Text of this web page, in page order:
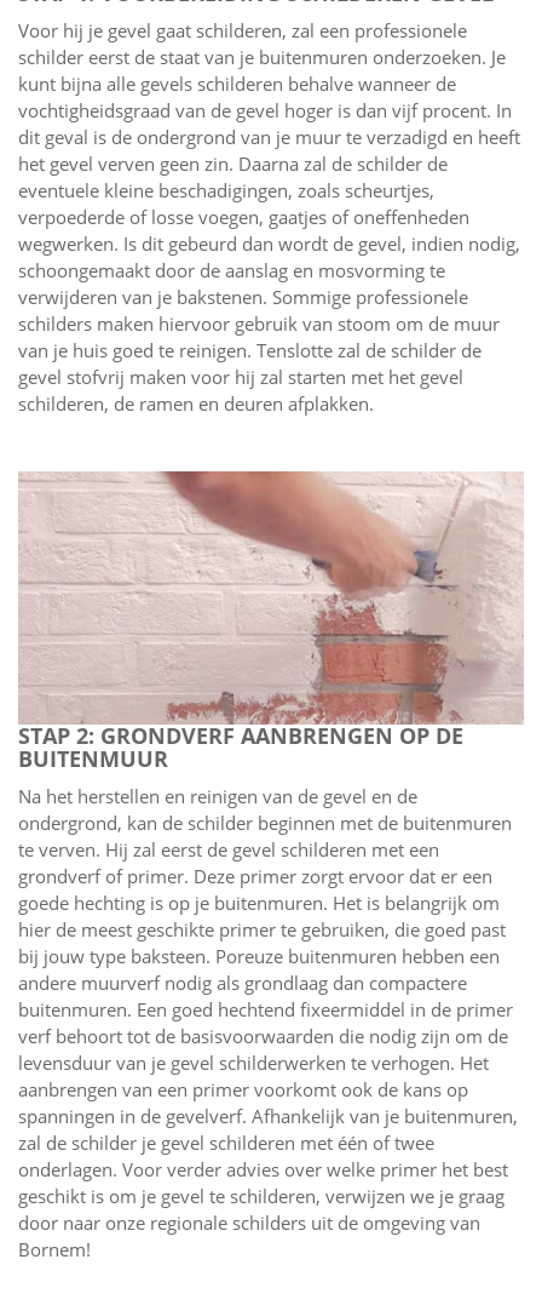
Voor hij je gevel gaat schilderen, zal een professionele
schilder eerst de staat van je buitenmuren onderzoeken. Je
kunt bijna alle gevels schilderen behalve wanneer de
vochtigheidsgraad van de gevel hoger is dan vijf procent. In
dit geval is de ondergrond van je muur te verzadigd en heeft
het gevel verven geen zin. Daarna zal de schilder de
eventuele kleine beschadigingen, zoals scheurtjes,
verpoederde of losse voegen, gaatjes of oneffenheden
wegwerken. Is dit gebeurd dan wordt de gevel, indien nodig,
schoongemaakt door de aanslag en mosvorming te
verwijderen van je bakstenen. Sommige professionele
schilders maken hiervoor gebruik van stoom om de muur
van je huis goed te reinigen. Tenslotte zal de schilder de
gevel stofvrij maken voor hij zal starten met het gevel
schilderen, de ramen en deuren afplakken.
STAP 2: GRONDVERF AANBRENGEN OP DE
BUITENMUUR
Na het herstellen en reinigen van de gevel en de
ondergrond, kan de schilder beginnen met de buitenmuren
te verven. Hij zal eerst de gevel schilderen met een
grondverf of primer. Deze primer zorgt ervoor dat er een
goede hechting is op je buitenmuren. Het is belangrijk om
hier de meest geschikte primer te gebruiken, die goed past
bij jouw type baksteen. Poreuze buitenmuren hebben een
andere muurverf nodig als grondlaag dan compactere
buitenmuren. Een goed hechtend fixeermiddel in de primer
verf behoort tot de basisvoorwaarden die nodig zijn om de
levensduur van je gevel schilderwerken te verhogen. Het
aanbrengen van een primer voorkomt ook de kans op
spanningen in de gevelverf. Afhankelijk van je buitenmuren,
zal de schilder je gevel schilderen met één of twee
onderlagen. Voor verder advies over welke primer het best
geschikt is om je gevel te schilderen, verwijzen we je graag
door naar onze regionale schilders uit de omgeving van
Bornem!